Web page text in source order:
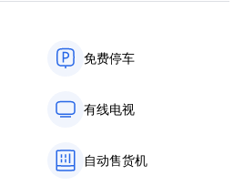
免费停车
有线电视
自动售货机